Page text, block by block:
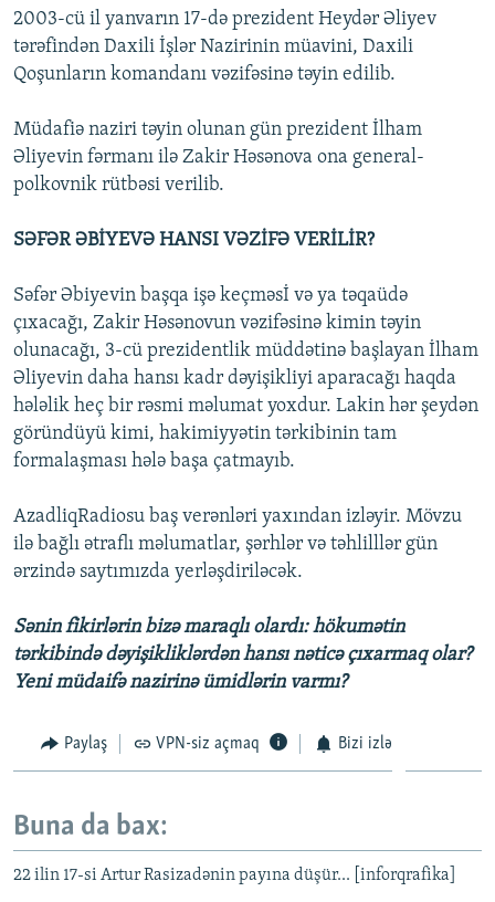
2003-cü il yanvarın 17-də prezident Heydər Əliyev
tərəfindən Daxili İşlər Nazirinin müavini, Daxili
Qoşunların komandanı vəzifəsinə təyin edilib.
Müdafiə naziri təyin olunan gün prezident İlham
Əliyevin fərmanı ilə Zakir Həsənova ona general-
polkovnik rütbəsi verilib.
SƏFƏR ƏBİYEVƏ HANSI VƏZİFƏ VERİLİR?
Səfər Əbiyevin başqa işə keçməsİ və ya təqaüdə
çıxacağı, Zakir Həsənovun vəzifəsinə kimin təyin
olunacağı, 3-cü prezidentlik müddətinə başlayan İlham
Əliyevin daha hansı kadr dəyişikliyi aparacağı haqda
hələlik heç bir rəsmi məlumat yoxdur. Lakin hər şeydən
göründüyü kimi, hakimiyyətin tərkibinin tam
formalaşması hələ başa çatmayıb.
AzadliqRadiosu baş verənləri yaxından izləyir. Mövzu
ilə bağlı ətraflı məlumatlar, şərhlər və təhlilllər gün
ərzində saytımızda yerləşdiriləcək.
Sənin fikirlərin bizə maraqlı olardı: hökumətin
tərkibində dəyişikliklərdən hansı nəticə çıxarmaq olar?
Yeni müdaifə nazirinə ümidlərin varmı?
Paylaş VPN-siz açmaq Bizi izlə
Buna da bax:
22 ilin 17-si Artur Rasizadənin payına düşür... [inforqrafika]